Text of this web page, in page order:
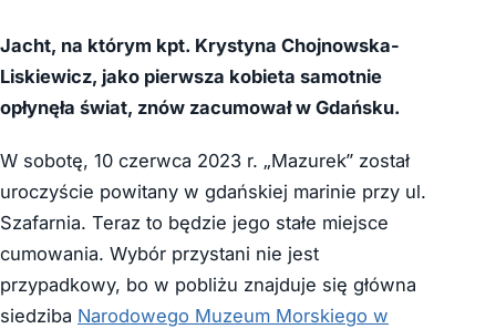
Jacht, na którym kpt. Krystyna Chojnowska-
Liskiewicz, jako pierwsza kobieta samotnie
opłynęła świat, znów zacumował w Gdańsku.
W sobotę, 10 czerwca 2023 r. „Mazurek” został
uroczyście powitany w gdańskiej marinie przy ul.
Szafarnia. Teraz to będzie jego stałe miejsce
cumowania. Wybór przystani nie jest
przypadkowy, bo w pobliżu znajduje się główna
siedziba Narodowego Muzeum Morskiego w